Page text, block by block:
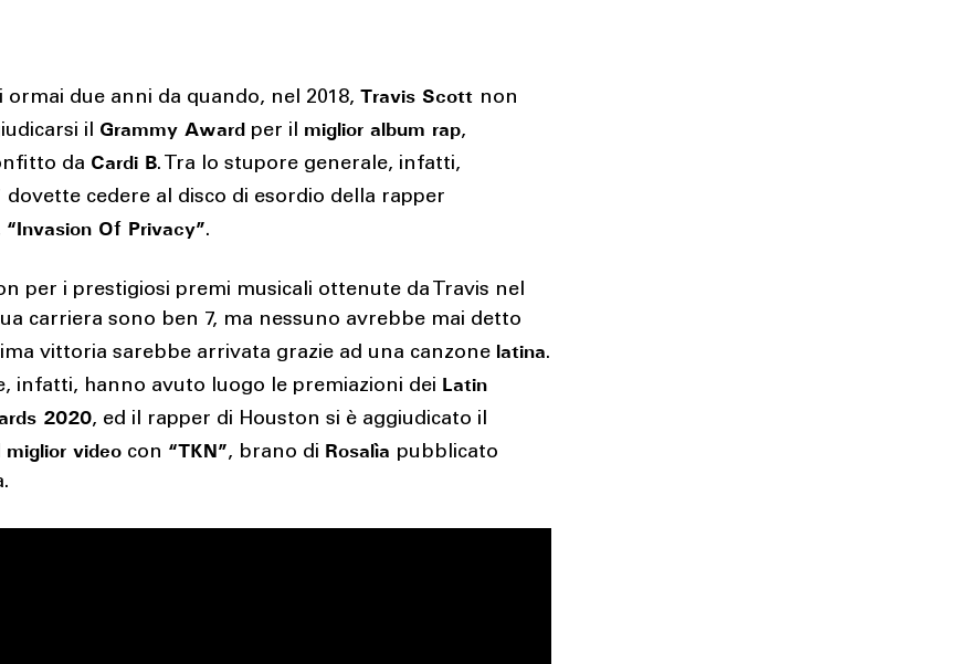
TECH
TRAVEL
ormai due anni da quando, nel 2018,Travis Scott non
il Grammy Award per il miglior album rap,
da Cardi B. Tra lo stupore generale, infatti,
dovette cedere al disco di esordio della rapper
“Invasion Of Privacy”.
per i prestigiosi premi musicali ottenute da Travis nel
carriera sono ben 7, ma nessuno avrebbe mai detto
vittoria sarebbe arrivata grazie ad una canzone latina.
infatti, hanno avuto luogo le premiazioni dei Latin
2020, ed il rapper di Houston si è aggiudicato il
miglior video con “TKN”, brano di Rosalìa pubblicato